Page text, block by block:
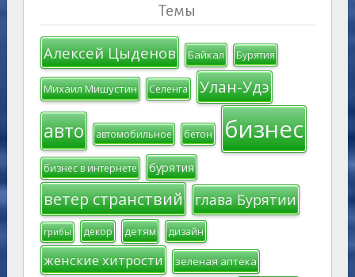
Темы
Алексей Цыденов Байкал Бурятия
Михаил Мишустин Селенга Улан-Удэ
авто автомобильное бетон бизнес
бизнес в интернете бурятия
ветер странствий глава Бурятии
грибы декор детям дизайн
женские хитрости зеленая аптека